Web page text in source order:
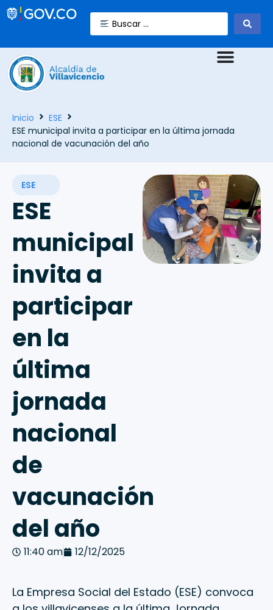
Inicio
ESE
ESE municipal invita a participar en la última jornada
nacional de vacunación del año
ESE
ESE
municipal
invita a
participar
en la
última
jornada
nacional
de
vacunación
del año
11:40 am 12/12/2025
La Empresa Social del Estado (ESE) convoca